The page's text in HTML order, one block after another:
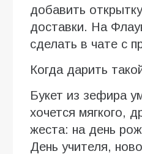
добавить
доставки. На
сделать в чате с
Когда дарить
Букет из зефира
хочется мягкого,
жеста: на день
День учителя,